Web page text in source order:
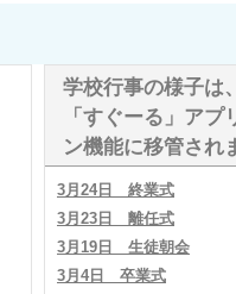
学校行事の様子は
「すぐーる」アプ
ン機能に移管され
3月24日 終業式
3月23日 離任式
3月19日 生徒朝会
3月4日 卒業式